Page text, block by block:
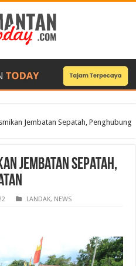
Jembatan Sepatah, Penghubung
Jembatan Sepatah,
LANDAK, NEWS